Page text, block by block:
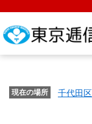
が
ー
ジ
内
メ
こ
こ
こ
こ
ま
ッ
こ
か
イ
こ
こ
ま
イ
こ
こ
か
通
こ
こ
ま
共
通現在の場所 千代田